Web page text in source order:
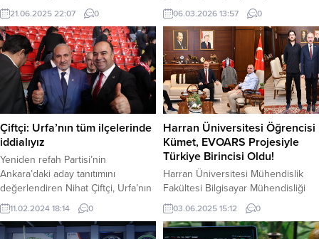
Mobilyacılar sitesinde bir işyerinde
yangın çıktı. Çevredekilerin ihbarı
üzerine bölgeye çok sayıda itfaiye
ekibi sevk edildi. İtfaiye ekiplerinin
uzun uğraşları sonucu yangın
söndürüldü. Yangının çıkış sebebi
henüz tespit edilemedi. Olay ile
ilgili soruşturma başlatıldı. YAZI...
21.06.2025 22:07 0
ruhsatsız av tüfeği, 7 şarjör ve 28
fişek ele geçirildi. Olaya dair 3
şüpheli ile ilgili adli işlem başlatıldı.
Şanlıurfa İl Jandarma Komutanlığı
ekipleri, “Yasa Dışı ve Ruhsatsız
Silahlanmayla Mücadele”
kapsamında çalışmalarını
sürdürmeye devam ediyor. Suruç
ve Akçakale İlçe Jandarma
Komutanlığı...
06.03.2026 13:57 0
Çiftçi: Urfa’nın tüm ilçelerinde
iddialıyız
Yeniden refah Partisi’nin
Ankara’daki aday tanıtımını
değerlendiren Nihat Çiftçi, Urfa’nın
tüm ilçelerinde iddialı olduklarını
söyledi. Tüm Türkiye’de ve
Şanlıurfa’da yaklaşan yerel seçimler
11.02.2024 18:14 0
Harran Üniversitesi Öğrencisi
Kümet, EVOARS Projesiyle
Türkiye Birincisi Oldu!
Harran Üniversitesi Mühendislik
Fakültesi Bilgisayar Mühendisliği
öğrencisi Barış Enes Kümet,
geliştirdiği yenilikçi ve kültürel
boyutu yüksek EVOARS projesiyle
03.06.2025 15:12 0